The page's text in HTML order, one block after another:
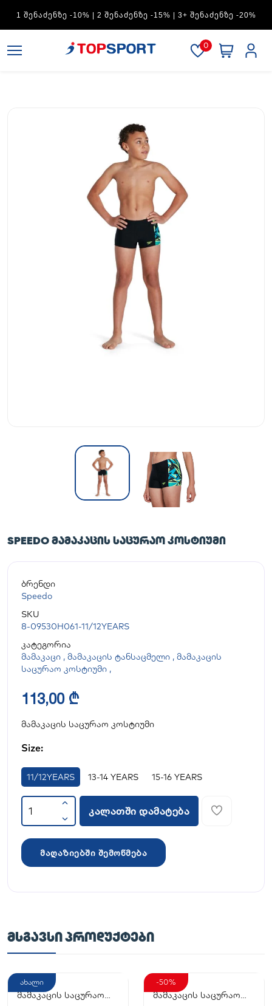
ᲨᲔᲜᲐᲫᲔᲜᲖᲔ -30%
0
SPEEDO ᲛᲐᲛᲐᲙᲐᲪᲘᲡ ᲡᲐᲪᲣᲠᲐᲝ ᲙᲝᲡᲢᲘᲣᲛᲘ
ბრენდი
Speedo
SKU
8-09530H061-11/12YEARS
კატეგორია
მამაკაცი , მამაკაცის ტანსაცმელი , მამაკაცის
საცურაო კოსტიუმი ,
113,00 ₾
მამაკაცის საცურაო კოსტიუმი
Size:
11/12YEARS 13-14 YEARS 15-16 YEARS
კალათში დამატება
მაღაზიებში შემოწმება
ᲛᲡᲒᲐᲕᲡᲘ ᲞᲠᲝᲓᲣᲥᲢᲔᲑᲘ
ახალი
მამაკაცის საცურაო
-50%
მამაკაცის საცურაო